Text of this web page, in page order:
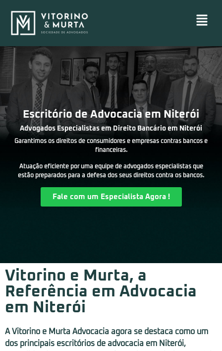
Escritório de Advocacia em Niterói
Advogados Especialistas em Direito Bancário em Niterói
Garantimos os direitos de consumidores e empresas contras bancos e
financeiras.
Atuação eficiente por uma equipe de advogados especialistas que
estão preparados para a defesa dos seus direitos contra os bancos.
Fale com um Especialista Agora !
Vitorino e Murta, a
Referência em Advocacia
em Niterói
A Vitorino e Murta Advocacia agora se destaca como um
dos principais escritórios de advocacia em Niterói,